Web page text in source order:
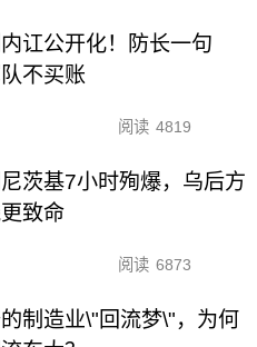
讧公开化！防长一句
不买账
阅读 4819
茨基7小时殉爆，乌后方
致命
阅读 6873
制造业\"回流梦\"，为何